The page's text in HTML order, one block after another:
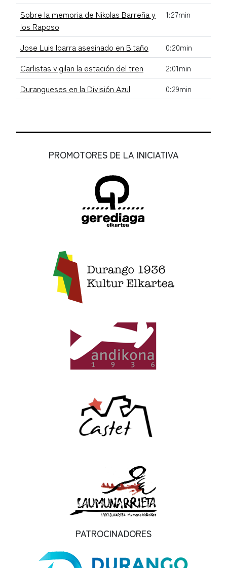
Sobre la memoria de Nikolas Barreña y
los Raposo
1:27min
Jose Luis Ibarra asesinado en Bitaño
0:20min
Carlistas vigilan la estación del tren
2:01min
Durangueses en la División Azul
0:29min
PROMOTORES DE LA INICIATIVA
PATROCINADORES